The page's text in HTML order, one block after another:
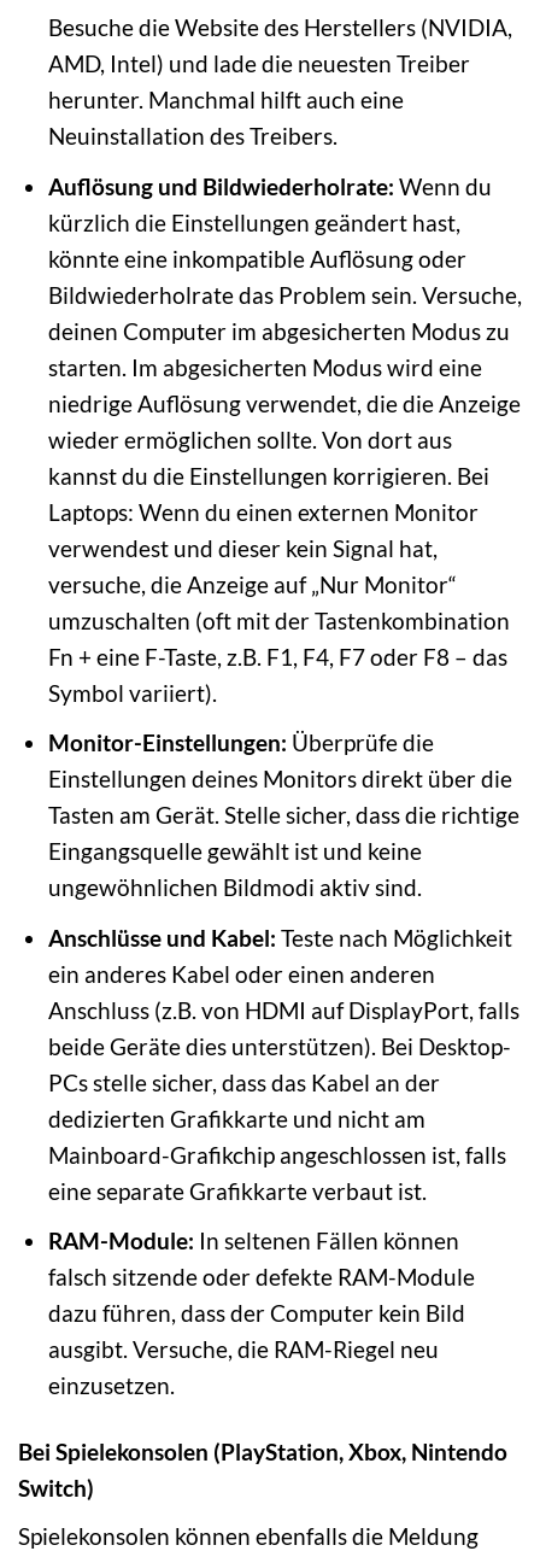
Besuche die Website des Herstellers (NVIDIA,
AMD, Intel) und lade die neuesten Treiber
herunter. Manchmal hilft auch eine
Neuinstallation des Treibers.
Auflösung und Bildwiederholrate: Wenn du
kürzlich die Einstellungen geändert hast,
könnte eine inkompatible Auflösung oder
Bildwiederholrate das Problem sein. Versuche,
deinen Computer im abgesicherten Modus zu
starten. Im abgesicherten Modus wird eine
niedrige Auflösung verwendet, die die Anzeige
wieder ermöglichen sollte. Von dort aus
kannst du die Einstellungen korrigieren. Bei
Laptops: Wenn du einen externen Monitor
verwendest und dieser kein Signal hat,
versuche, die Anzeige auf „Nur Monitor“
umzuschalten (oft mit der Tastenkombination
Fn + eine F-Taste, z.B. F1, F4, F7 oder F8 – das
Symbol variiert).
Monitor-Einstellungen: Überprüfe die
Einstellungen deines Monitors direkt über die
Tasten am Gerät. Stelle sicher, dass die richtige
Eingangsquelle gewählt ist und keine
ungewöhnlichen Bildmodi aktiv sind.
Anschlüsse und Kabel: Teste nach Möglichkeit
ein anderes Kabel oder einen anderen
Anschluss (z.B. von HDMI auf DisplayPort, falls
beide Geräte dies unterstützen). Bei Desktop-
PCs stelle sicher, dass das Kabel an der
dedizierten Grafikkarte und nicht am
Mainboard-Grafikchip angeschlossen ist, falls
eine separate Grafikkarte verbaut ist.
RAM-Module: In seltenen Fällen können
falsch sitzende oder defekte RAM-Module
dazu führen, dass der Computer kein Bild
ausgibt. Versuche, die RAM-Riegel neu
einzusetzen.
Bei Spielekonsolen (PlayStation, Xbox, Nintendo
Switch)
Spielekonsolen können ebenfalls die Meldung